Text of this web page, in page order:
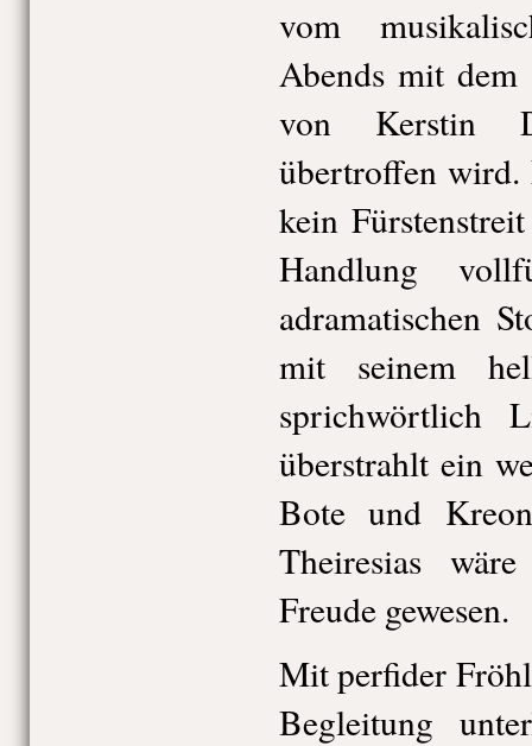
vom
Abends mit
von Kerstin
übertroffen wird.
kein
Handlung
adramatischen
mit seinem
sprichwörtlich
überstrahlt ein
Bote und
Theiresias
Freude gewesen.
Mit perfider
Begleitung